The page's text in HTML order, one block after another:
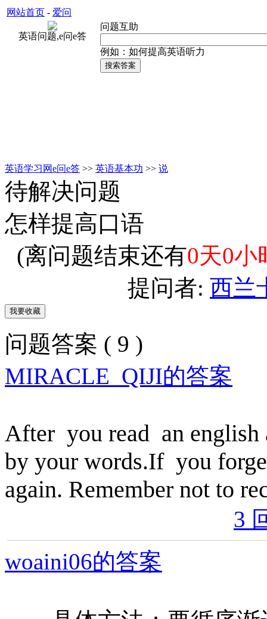
网站首页 - 爱问
英语问题,e问e答
问题互助
例如：如何提高英语听力
英语学习网e问e答 >> 英语基本功 >> 说
待解决问题
怎样提高口语
(离问题结束还有0天0小
提问者: 西兰
问题答案 ( 9 )
MIRACLE_QIJI的答案
After you read an english
by your words.If you
again. Remember not to
3
woaini06的答案